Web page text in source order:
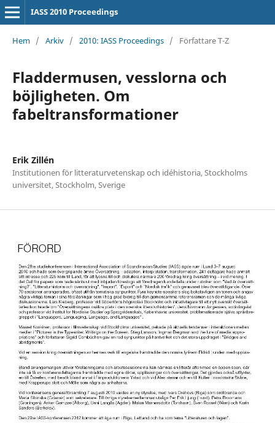
IASS 2010 Proceedings
Hem / Arkiv / 2010: IASS Proceedings / Författare T-Z
Fladdermusen, vesslorna och
böjligheten. Om
fabeltransformationer
Erik Zillén
Institutionen för litteraturvetenskap och idéhistoria, Stockholms
universitet, Stockholm, Sverige